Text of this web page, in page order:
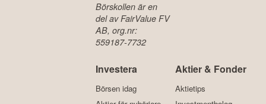
Börskollen är en
del av FairValue FV
AB, org.nr:
559187-7732
Investera
Börsen idag
Aktier & Fonder
Aktietips